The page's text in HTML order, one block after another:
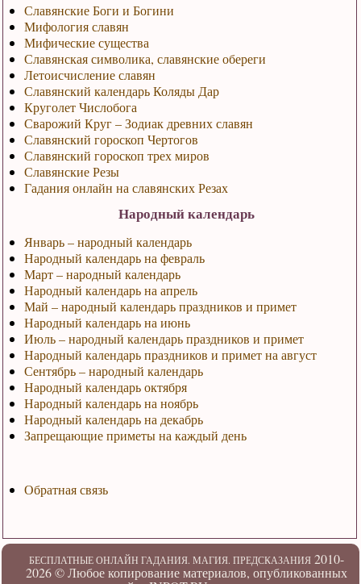
Славянские Боги и Богини
Мифология славян
Мифические существа
Славянская символика, славянские обереги
Летоисчисление славян
Славянский календарь Коляды Дар
Круголет Числобога
Сварожий Круг – Зодиак древних славян
Славянский гороскоп Чертогов
Славянский гороскоп трех миров
Славянские Резы
Гадания онлайн на славянских Резах
Народный календарь
Январь – народный календарь
Народный календарь на февраль
Март – народный календарь
Народный календарь на апрель
Май – народный календарь праздников и примет
Народный календарь на июнь
Июль – народный календарь праздников и примет
Народный календарь праздников и примет на август
Сентябрь – народный календарь
Народный календарь октября
Народный календарь на ноябрь
Народный календарь на декабрь
Запрещающие приметы на каждый день
Обратная связь
БЕСПЛАТНЫЕ ОНЛАЙН ГАДАНИЯ. МАГИЯ. ПРЕДСКАЗАНИЯ2010-
2026 ©Любое копирование материалов, опубликованных